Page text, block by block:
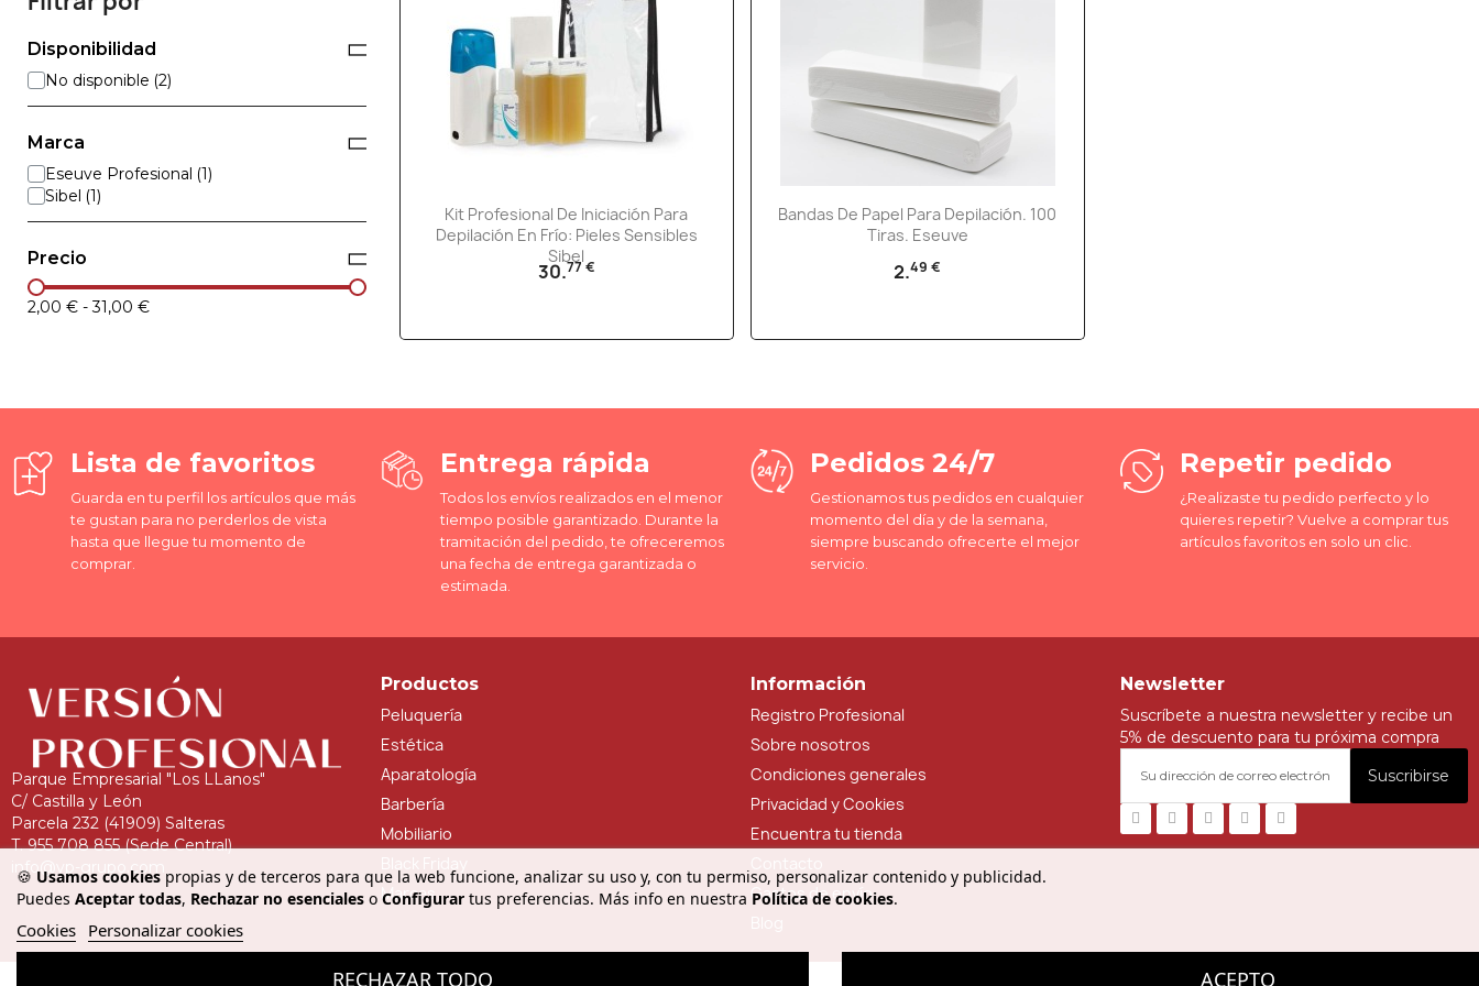
Disponibilidad
No disponible
Marca
Eseuve Profesional
Sibel
Precio
2,00 € -31,00 €
Vista rápida
Kit Profesional De Iniciación Para
Depilación En Frío: Pieles Sensibles
Sibel
30.77 €
Vista rápida
Bandas De Papel Para Depilación. 100
Tiras. Eseuve
2.49 €
🍪 Usamos cookies propias y de terceros para que la web funcione, analizar su uso y, con tu permiso, personalizar contenido y publicidad.
Puedes Aceptar todas, Rechazar no esenciales o Configurar tus preferencias. Más info en nuestra Política de cookies.
Cookies Personalizar cookies
RECHAZAR TODO ACEPTO
Lista de favoritos
Guarda en tu perfil los artículos que más
te gustan para no perderlos de vista
hasta que llegue tu momento de
comprar.
Entrega rápida
Todos los envíos realizados en el menor
tiempo posible garantizado. Durante la
tramitación del pedido, te ofreceremos
una fecha de entrega garantizada o
estimada.
Pedidos 24/7
Gestionamos tus pedidos en cualquier
momento del día y de la semana,
siempre buscando ofrecerte el mejor
servicio.
Repetir pedido
¿Realizaste tu pedido perfecto y lo
quieres repetir? Vuelve a comprar tus
artículos favoritos en solo un clic.
Parque Empresarial "Los LLanos"
C/ Castilla y León
Parcela 232 (41909) Salteras
T. 955 708 855 (Sede Central)
info@vp-grupo.com
Productos
Peluquería
Estética
Aparatología
Barbería
Mobiliario
Marcas
Información
Registro Profesional
Sobre nosotros
Condiciones generales
Privacidad y Cookies
Encuentra tu tienda
Gastos de envío
Newsletter
Suscríbete a nuestra newsletter y recibe un
5% de descuento para tu próxima compra
Suscribirse